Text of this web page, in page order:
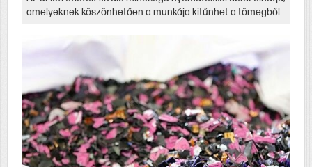
amelyeknek köszönhetően a munkája kitűnhet a tömegből.